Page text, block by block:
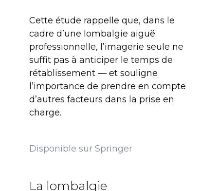
Cette étude rappelle que, dans le
cadre d’une lombalgie aiguë
professionnelle, l’imagerie seule ne
suffit pas à anticiper le temps de
rétablissement — et souligne
l’importance de prendre en compte
d’autres facteurs dans la prise en
charge.
Disponible sur Springer
La lombalgie